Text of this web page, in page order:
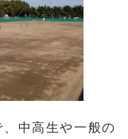
中高生や一般の